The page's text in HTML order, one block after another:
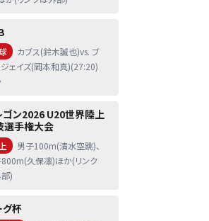
カブス(鈴木誠也)vs. ブ
ェイズ(岡本和真)(27:20)
ゴン2026 U20世界陸上
選手権大会
男子100m(清水空跳)、
久保凛)ほか(リンク
)
グ杯